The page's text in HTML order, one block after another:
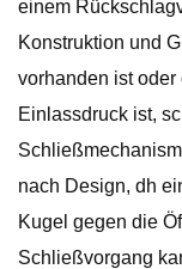
einem
Konstruktion und
vorhanden ist oder
Einlassdruck ist,
nach Design, dh
Kugel gegen die
Schließvorgang